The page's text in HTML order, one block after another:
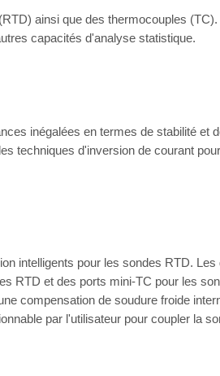
ainsi que des thermocouples (TC).
capacités d'analyse statistique.
inégalées en termes de stabilité et
techniques d'inversion de courant
intelligents pour les sondes RTD.
RTD et des ports mini-TC pour les
compensation de soudure froide
par l'utilisateur pour coupler la